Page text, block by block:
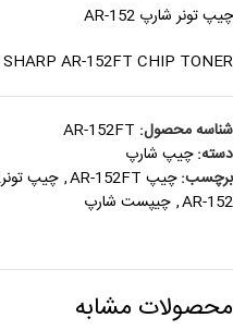
چیپ تونر شارپ AR-152
SHARP AR-152FT CHIP TONER
شناسه محصول: AR-152FT
دسته: چیپ شارپ
برچسب: چیپ AR-152FT , چیپ تونر152
AR-152
, چیپست شارپ
محصولات مشابه